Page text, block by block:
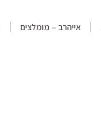
אייהרב – מומלצים